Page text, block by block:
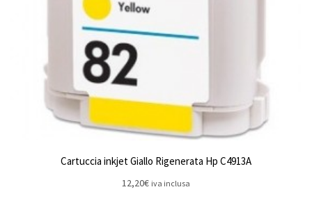
Cartuccia inkjet Giallo Rigenerata Hp C4913A
12,20€ iva inclusa